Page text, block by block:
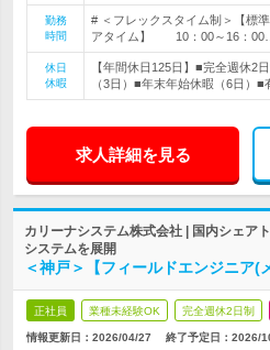
勤務
時間
# ＜フレックスタイム制＞【標
アタイム】 10：00～16：00…
休日
休暇
【年間休日125日】■完全週休2
（3日）■年末年始休暇（6日）■
求人詳細を見る
カリーナシステム株式会社 | 国内シェア
システムを展開
＜神戸＞【フィールドエンジニア
正社員 業種未経験OK 完全週休2日制
情報更新日：2026/04/27 終了予定日： 2026/